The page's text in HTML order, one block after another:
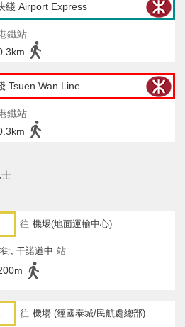
綫 Airport Express
鐵站
Tsuen Wan Line
鐵站
往 機場(地面運輸中心)
, 干諾道中 站
往 機場 (經國泰城/民航處總部)